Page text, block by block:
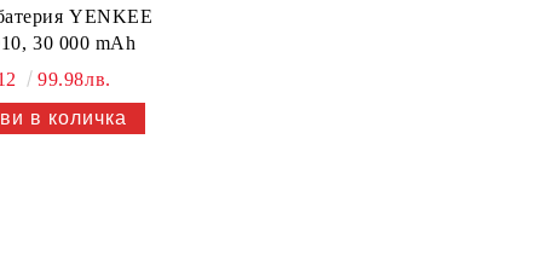
YENKEE
30 000 mAh
99.98лв.